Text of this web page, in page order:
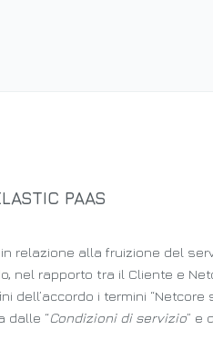
PAAS
relazione alla fruizione del
nel rapporto tra il Cliente e
dell’accordo i termini “Netcore
dalle “Condizioni di servizio” e